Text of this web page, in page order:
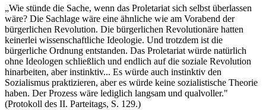
„Wie stünde die Sache, wenn das Proletariat sich selbst überlassen
wäre? Die Sachlage wäre eine ähnliche wie am Vorabend der
bürgerlichen Revolution. Die bürgerlichen Revolutionäre hatten
keinerlei wissenschaftliche Ideologie. Und trotzdem ist die
bürgerliche Ordnung entstanden. Das Proletariat würde natürlich
ohne Ideologen schließlich und endlich auf die soziale Revolution
hinarbeiten, aber instinktiv... Es würde auch instinktiv den
Sozialismus praktizieren, aber es würde keine sozialistische Theorie
haben. Der Prozess wäre lediglich langsam und qualvoller."
(Protokoll des II. Parteitags, S. 129.)